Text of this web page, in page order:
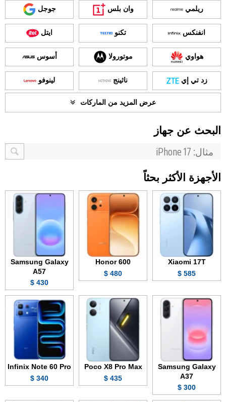
ريلمي وان بلس جوجل
انفنكس تكنو ايتل
هواوي موتورولا أسوس
زد تي إي ناثينج لينوفو
عرض المزيد من الماركات
البحث عن جهاز
الأجهزة الأكثر بحثاً
Xiaomi 17T
585 $
Honor 600
480 $
Samsung Galaxy
A57
430 $
Samsung Galaxy
A37
300 $
Poco X8 Pro Max
435 $
Infinix Note 60 Pro
340 $